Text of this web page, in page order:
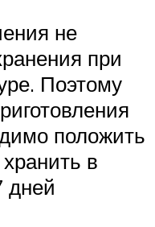
не
при
Поэтому
положить
в
дней